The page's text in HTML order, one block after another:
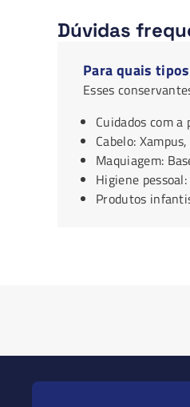
Dúvidas
Para quais
Esses
Cuidados com a
Cabelo:
Maquiagem:
Higiene
Produtos